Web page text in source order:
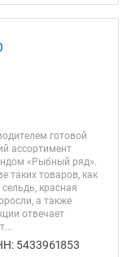
готовой
ассортимент
«Рыбный ряд».
таких товаров, как
красная
а также
отвечает
5433961853